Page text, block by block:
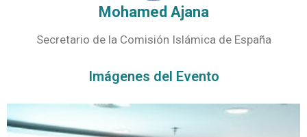
Mohamed Ajana
Secretario de la Comisión Islámica de España
Imágenes del Evento